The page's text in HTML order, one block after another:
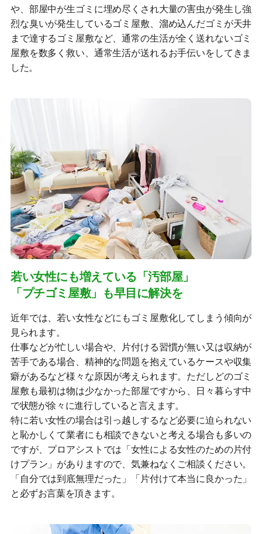
や、部屋中が生ゴミに埋め尽くされ大量の害虫が発生し強
烈な臭いが発生しているゴミ屋敷、溜め込んだゴミが天井
まで達するゴミ屋敷など、通常の生活が全く送れないゴミ
屋敷を数多く救い、通常生活が送れるお手伝いをしてきま
した。
若い女性にも増えている「汚部屋」
「プチゴミ屋敷」も早目に解決を
近年では、若い女性などにもゴミ屋敷化してしまう傾向が
見られます。
仕事などが忙しい場合や、片付ける習慣が無い又は収納が
苦手である場合、精神的な問題を抱えているケースや収集
癖があるなど様々な原因が考えられます。ただしどのゴミ
屋敷も最初は物は少なかった部屋ですから、日々暮らす中
で状態が徐々に進行していると言えます。
特に若い女性の場合は引っ越しするなど必要に迫られない
と恥かしくて業者にも相談できないと考える場合も多いの
ですが、プロアシストでは「女性による女性のための片付
けプラン」がありますので、気兼ねなくご相談ください。
「自分では到底無理だった」「片付けて本当に良かった」
と必ずお言葉を頂きます。